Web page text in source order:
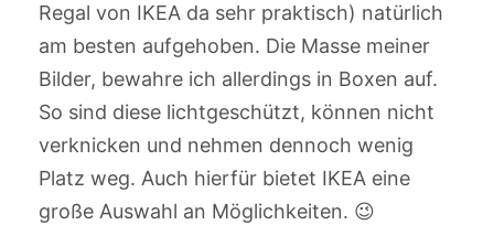
Regal von IKEA da sehr praktisch) natürlich
am besten aufgehoben. Die Masse meiner
Bilder, bewahre ich allerdings in Boxen auf.
So sind diese lichtgeschützt, können nicht
verknicken und nehmen dennoch wenig
Platz weg. Auch hierfür bietet IKEA eine
große Auswahl an Möglichkeiten. 😉